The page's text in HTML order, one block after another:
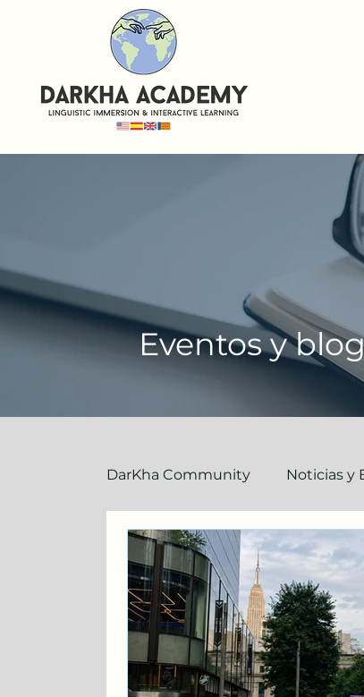
Eventosy
DarKha Community Noticias y
El Equipo DarKha Inglés: